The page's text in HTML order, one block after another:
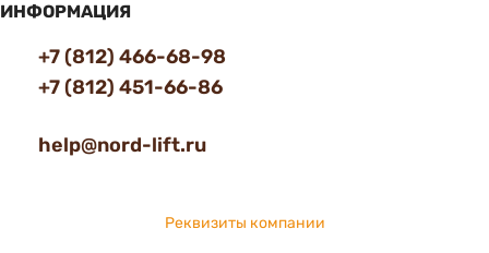
ИНФОРМАЦИЯ
+7 (812) 466-68-98
+7 (812) 451-66-86
help@nord-lift.ru
Реквизиты компании